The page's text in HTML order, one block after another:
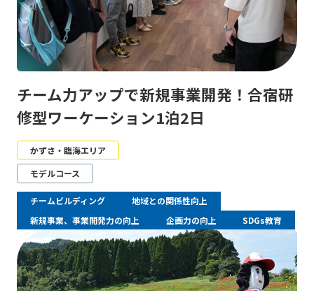
チーム力アップで新規事業開発！合宿研
修型ワーケーション1泊2日
かずさ・臨海エリア
モデルコース
チームビルディング
地域との関係性向上
新規事業、事業開発力の向上
企画力の向上 SDGs教育